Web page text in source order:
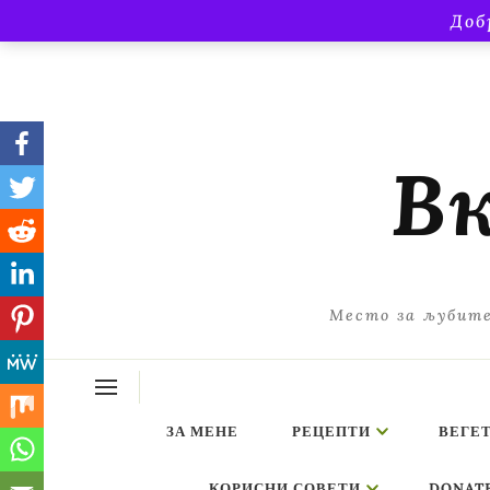
Место за
ЗА МЕНЕ РЕЦЕПТИ